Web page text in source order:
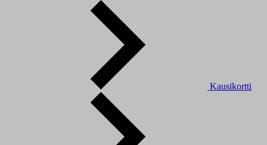
Kausikortti